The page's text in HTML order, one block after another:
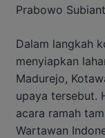
Prabowo
Dalam langkah
menyiapkan
Madurejo,
upaya tersebut.
acara ramah
Wartawan